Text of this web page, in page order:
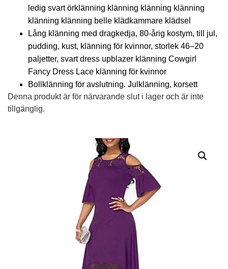
ledig svart örklänning klänning klänning klänning
klänning klänning belle klädkammare klädsel
Lång klänning med dragkedja, 80-årig kostym, till jul,
pudding, kust, klänning för kvinnor, storlek 46–20
paljetter, svart dress upblazer klänning Cowgirl
Fancy Dress Lace klänning för kvinnor
Bollklänning för avslutning. Julklänning, korsett
Denna produkt är för närvarande slut i lager och är inte
tillgänglig.